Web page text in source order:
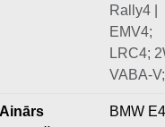
Rally4 |
EMV4;
LRC4;
VABA-
Ainārs
BMW